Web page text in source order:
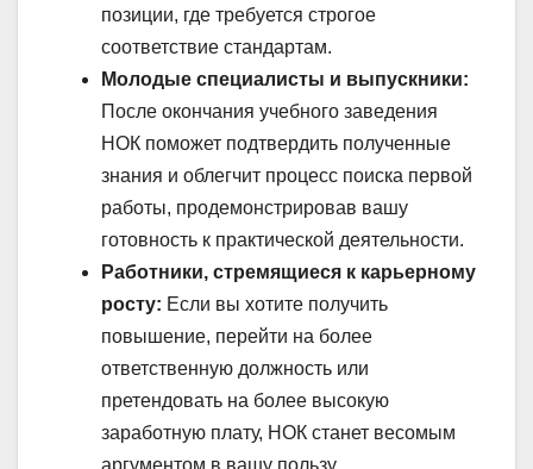
позиции, где требуется строгое
соответствие стандартам.
Молодые специалисты и выпускники:
После окончания учебного заведения
НОК поможет подтвердить полученные
знания и облегчит процесс поиска первой
работы, продемонстрировав вашу
готовность к практической деятельности.
Работники, стремящиеся к карьерному
росту: Если вы хотите получить
повышение, перейти на более
ответственную должность или
претендовать на более высокую
заработную плату, НОК станет весомым
аргументом в вашу пользу.